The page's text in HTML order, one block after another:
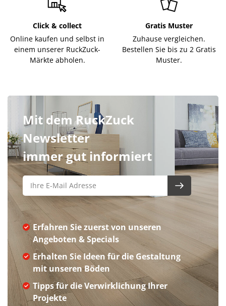
Click & collect
Online kaufen und selbst in
einem unserer RuckZuck-
Märkte abholen.
Gratis Muster
Zuhause vergleichen.
Bestellen Sie bis zu 2 Gratis
Muster.
Mit dem RuckZuck
Newsletter
immer gut informiert
Erfahren Sie zuerst von unseren
Angeboten & Specials
Erhalten Sie Ideen für die Gestaltung
mit unseren Böden
Tipps für die Verwirklichung Ihrer
Projekte